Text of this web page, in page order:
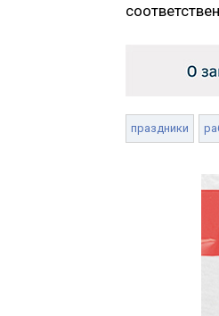
праздники